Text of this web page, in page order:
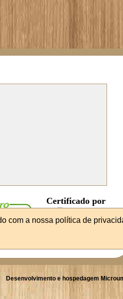
Certificado por
Desenvolvimento e hospedagem
com a nossa política de